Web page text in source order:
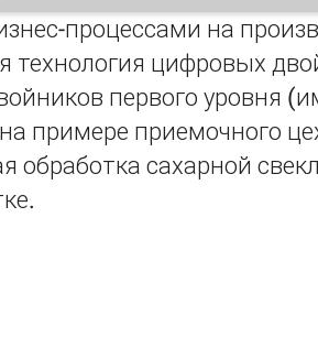
процессами на
технология цифровых
первого уровня
примере приемочного
обработка сахарной
цеха сахарного завода